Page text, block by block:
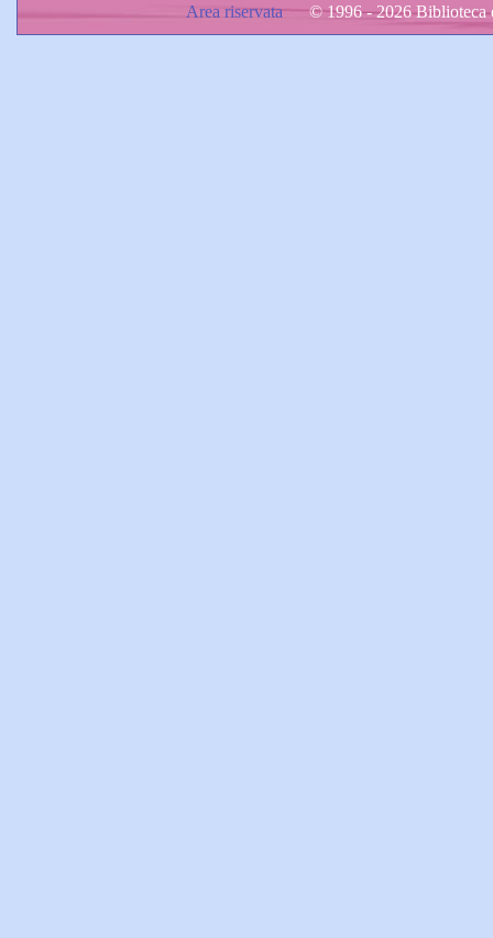
Area riservata© 1996 - 2026 Biblioteca